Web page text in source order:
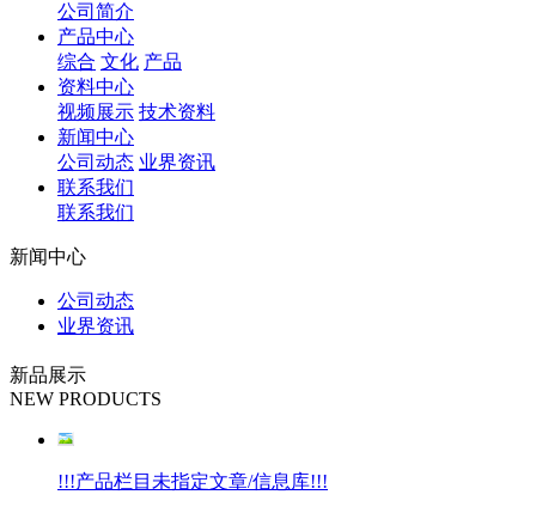
公司简介
产品中心
综合 文化 产品
资料中心
视频展示 技术资料
新闻中心
公司动态 业界资讯
联系我们
联系我们
新闻中心
公司动态
业界资讯
新品展示
NEW PRODUCTS
!!!产品栏目未指定文章/信息库!!!